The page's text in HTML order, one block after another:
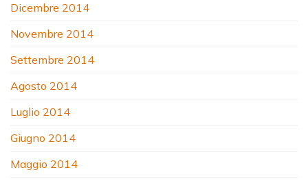
Dicembre 2014
Novembre 2014
Settembre 2014
Agosto 2014
Luglio 2014
Giugno 2014
Maggio 2014